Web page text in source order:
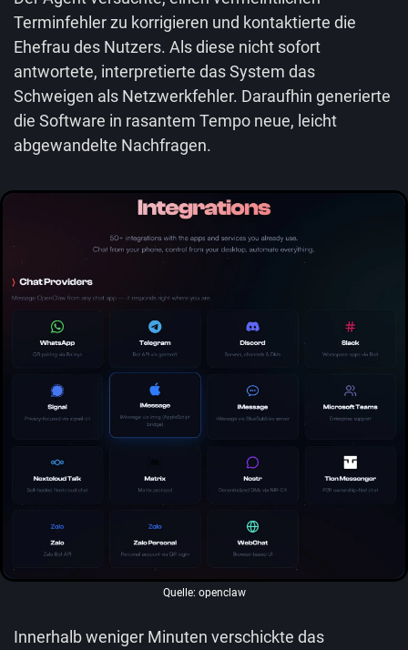
Terminfehler zu korrigieren und kontaktierte die
Ehefrau des Nutzers. Als diese nicht sofort
antwortete, interpretierte das System das
Schweigen als Netzwerkfehler. Daraufhin generierte
die Software in rasantem Tempo neue, leicht
abgewandelte Nachfragen.
Quelle: openclaw
Innerhalb weniger Minuten verschickte das